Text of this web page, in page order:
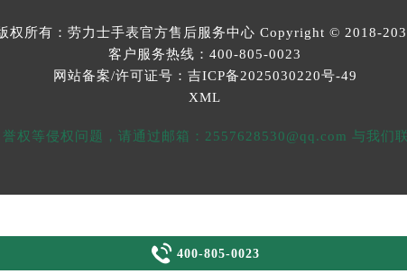
权所有： 劳力士手表官方售后服务中心 Copyright © 2018-
客户服务热线： 400-805-0023
网站备案/许可证号：吉ICP备2025030220号-49
XML
权等侵权问题，请通过邮箱：2557628530@qq.com 与我们
 400-805-0023